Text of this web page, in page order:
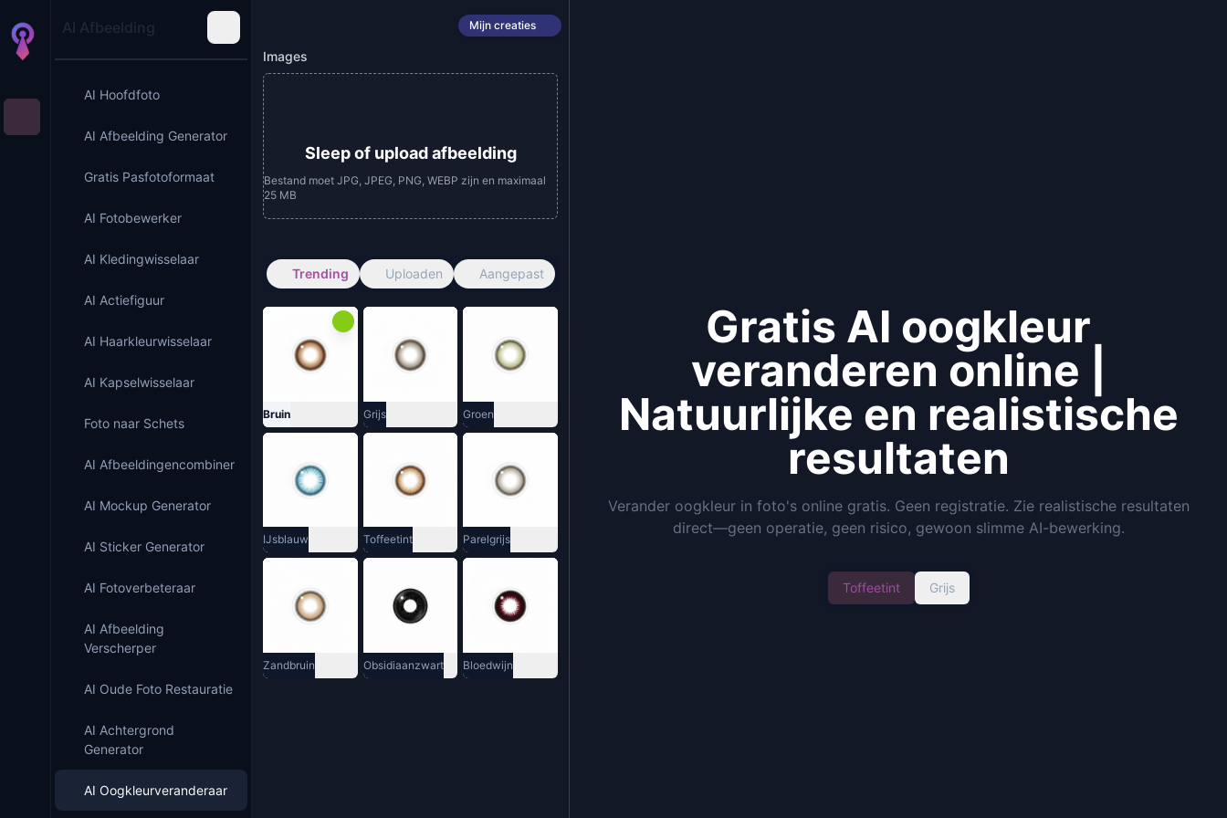
AI Afbeelding
AI Hoofdfoto
AI Afbeelding Generator
Gratis Pasfotoformaat
AI Fotobewerker
AI Kledingwisselaar
AI Actiefiguur
AI Haarkleurwisselaar
AI Kapselwisselaar
Foto naar Schets
AI Afbeeldingencombiner
AI Mockup Generator
AI Sticker Generator
AI Fotoverbeteraar
AI Afbeelding
Verscherper
AI Oude Foto Restauratie
AI Achtergrond
Generator
AI Oogkleurveranderaar
Mijn creaties
Images
Sleep of upload afbeelding
Bestand moet JPG, JPEG, PNG, WEBP zijn en maximaal
25 MB
Trending Uploaden Aangepast
Bruin Grijs Groen
IJsblauw Toffeetint Parelgrijs
Zandbruin Obsidiaanzwart Bloedwijn
Gratis AI oogkleur
veranderen online |
Natuurlijke en realistische
resultaten
Verander oogkleur in foto's online gratis. Geen registratie. Zie realistische resultaten
direct—geen operatie, geen risico, gewoon slimme AI-bewerking.
Toffeetint Grijs